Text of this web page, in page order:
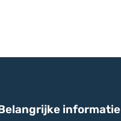
informatie